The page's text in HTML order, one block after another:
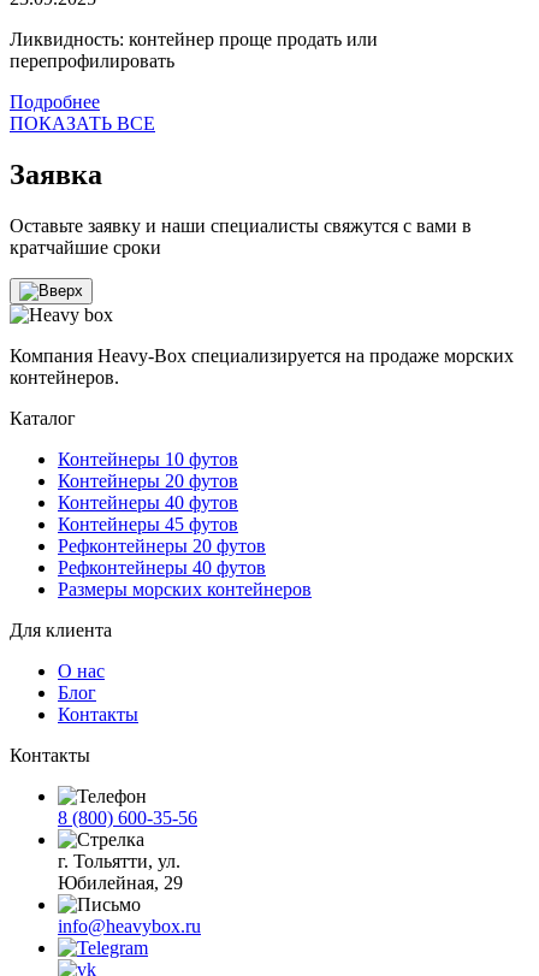
Ликвидность: контейнер проще продать или
перепрофилировать
Подробнее
ПОКАЗАТЬ ВСЕ
Заявка
Оставьте заявку и наши специалисты свяжутся с вами в
кратчайшие сроки
Компания Heavy-Box специализируется на продаже морских
контейнеров.
Каталог
Контейнеры 10 футов
Контейнеры 20 футов
Контейнеры 40 футов
Контейнеры 45 футов
Рефконтейнеры 20 футов
Рефконтейнеры 40 футов
Размеры морских контейнеров
Для клиента
О нас
Блог
Контакты
Контакты
8 (800) 600-35-56
г. Тольятти, ул.
Юбилейная, 29
info@heavybox.ru